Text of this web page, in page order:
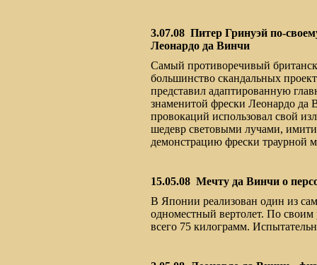
3.07.08 Питер Гринуэй по-
Леонардо да Винчи
Самый противоречивый
большинство скандальных
представил адаптированную
знаменитой фрески Леонардо да
провокаций использовал свой
шедевр световыми лучами,
демонстрацию фрески траурной
15.05.08 Мечту да Винчи о
В Японии реализован один из
одноместный вертолет. По
всего 75 килограмм.